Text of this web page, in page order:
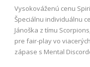
Vysokováženú cenu
Špeciálnu individuálnu
Jánoška z tímu
pre fair-play vo
zápase s Mental